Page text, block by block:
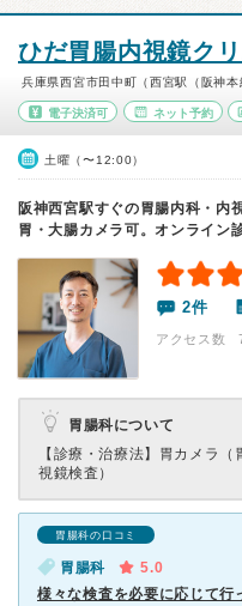
ひだ胃腸内視鏡ク
兵庫県西宮市田中町（西宮駅（阪神本
電子決済可 ネット予約
土曜（〜12:00）
阪神西宮駅すぐの胃腸内科・
胃・大腸カメラ可。オンライン診
2件
アクセス数
胃腸科について
【診療・治療法】 胃カメラ（
視鏡検査）
胃腸科の口コミ
胃腸科
5.0
様々な検査を必要に応じて行